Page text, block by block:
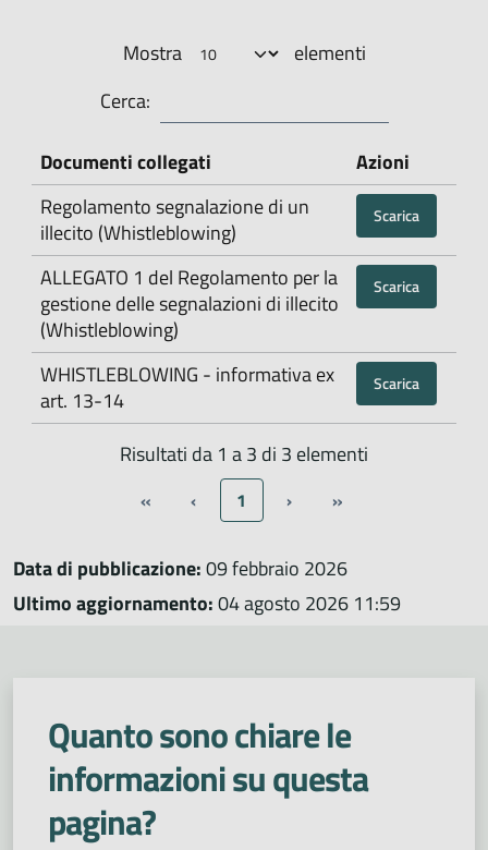
Mostra
elementi
Cerca:
Documenti collegati
Azioni
Regolamento segnalazione di un
illecito (Whistleblowing)
Scarica
ALLEGATO 1 del Regolamento per la
gestione delle segnalazioni di illecito
(Whistleblowing)
Scarica
WHISTLEBLOWING - informativa ex
art. 13-14
Scarica
Risultati da 1 a 3 di 3 elementi
« ‹ 1 › »
Data di pubblicazione:09 febbraio 2026
Ultimo aggiornamento:04 agosto 2026 11:59
Quanto sono chiare le
informazioni su questa
pagina?